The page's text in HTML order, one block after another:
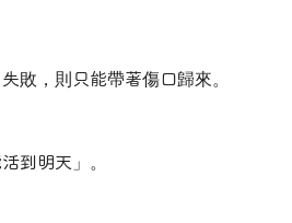
敗，則只能帶著傷口歸來。
到明天」。